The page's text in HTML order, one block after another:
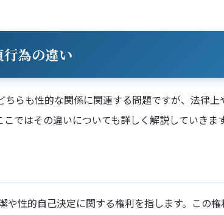
為の違い
らも性的な関係に関連する問題ですが、法律上
ではその違いについても詳しく解説していきます
や性的自己決定に関する権利を指します。この